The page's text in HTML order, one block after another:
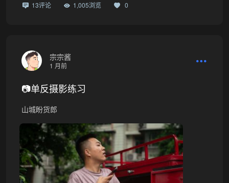
13评论 1,005浏览 0
宗宗酱
1 月前
📷单反摄影练习
山城盼货郎